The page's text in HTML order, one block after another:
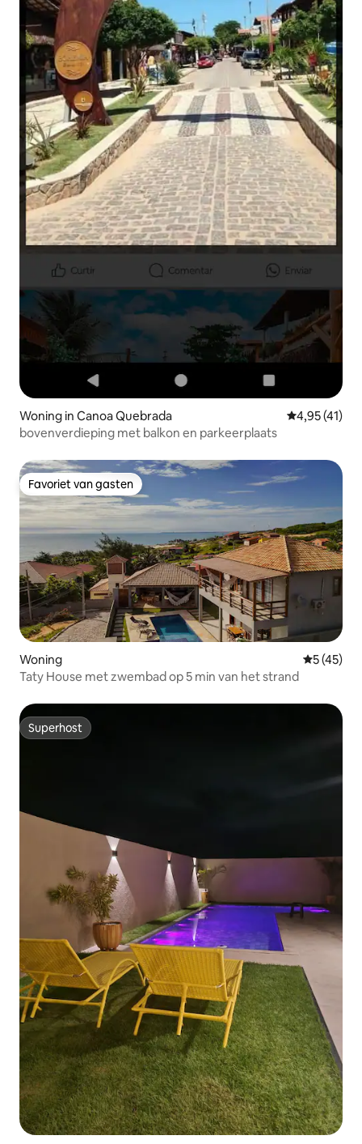
Woning in Canoa Quebrada Gemiddelde
4,95 (41)
bovenverdieping met balkon en parkeerplaats
Favoriet van gasten
Favoriet van gasten
Woning
5 (45)
Taty House met zwembad op 5 min van het strand
Superhost
Superhost